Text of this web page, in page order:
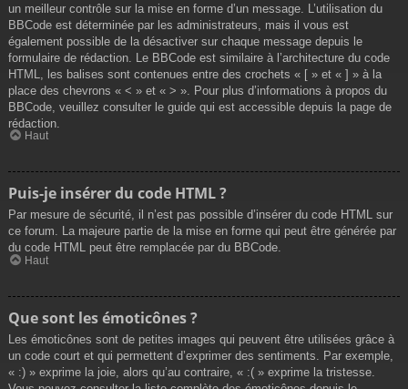
un meilleur contrôle sur la mise en forme d’un message. L’utilisation du
BBCode est déterminée par les administrateurs, mais il vous est
également possible de la désactiver sur chaque message depuis le
formulaire de rédaction. Le BBCode est similaire à l’architecture du code
HTML, les balises sont contenues entre des crochets « [ » et « ] » à la
place des chevrons « < » et « > ». Pour plus d’informations à propos du
BBCode, veuillez consulter le guide qui est accessible depuis la page de
rédaction.
Haut
Puis-je insérer du code HTML ?
Par mesure de sécurité, il n’est pas possible d’insérer du code HTML sur
ce forum. La majeure partie de la mise en forme qui peut être générée par
du code HTML peut être remplacée par du BBCode.
Haut
Que sont les émoticônes ?
Les émoticônes sont de petites images qui peuvent être utilisées grâce à
un code court et qui permettent d’exprimer des sentiments. Par exemple,
« :) » exprime la joie, alors qu’au contraire, « :( » exprime la tristesse.